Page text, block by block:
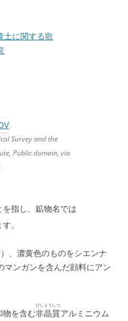
土に関する歌
Survey and the
Public domain, via
指し、鉱物名では
。
、濃黄色のものをシエンナ
マンガンを含んだ顔料にアン
物を含む非晶質
ひしょうしつ
アルミニウム